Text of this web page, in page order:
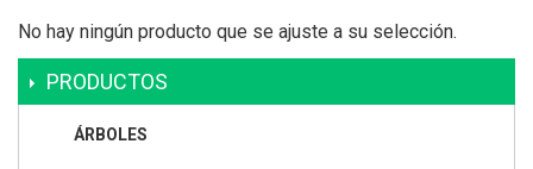
No hay ningún producto que se ajuste a su selección.
PRODUCTOS
ÁRBOLES